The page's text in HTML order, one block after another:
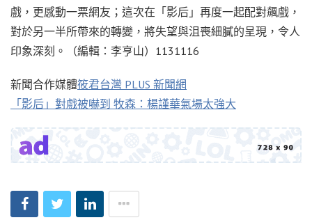
戲，更感動一票網友；這次在「影后」再度一起配對飆戲，
對於另一半所帶來的轉變，將失望與沮喪細膩的呈現，令人
印象深刻。（編輯：李亨山）1131116
新聞合作媒體筱君台灣 PLUS 新聞網
「影后」對戲被嚇到 牧森：楊謹華氣場太強大